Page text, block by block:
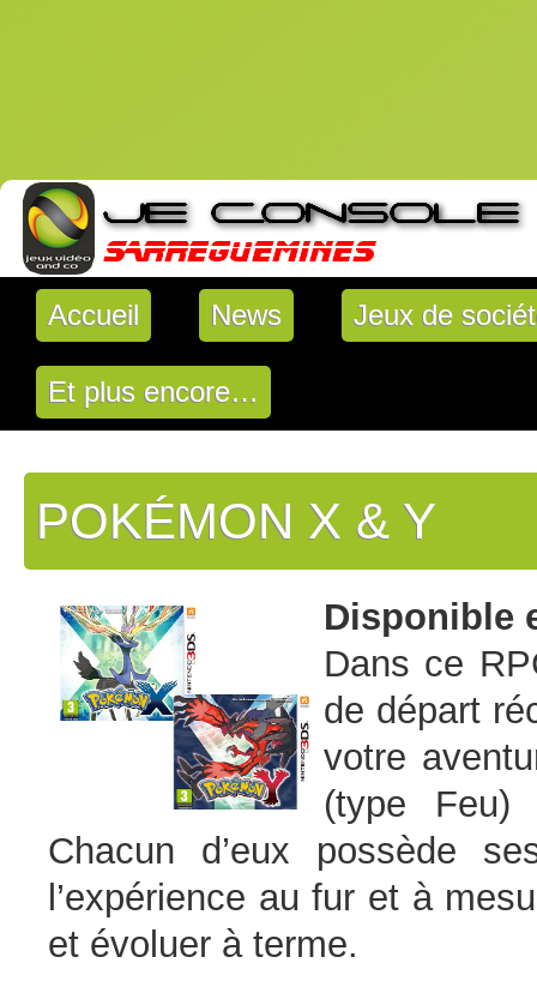
Accueil News Jeux de
Et plus encore…
POKÉMON X & Y
Disponible
Dans ce
de départ
votre
(type Feu)
Chacun d’eux possède
l’expérience au fur et à
et évoluer à terme.